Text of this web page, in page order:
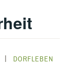
DORFLEBEN